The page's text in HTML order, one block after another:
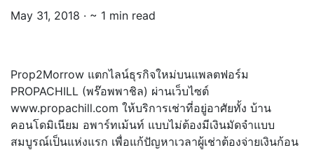
May 31, 2018 · ~ 1 min read
Prop2Morrow แตกไลน์ธุรกิจใหม่บนแพลตฟอร์ม
PROPACHILL (พร๊อพพาชิล) ผ่านเว็บไซต์
www.propachill.com ให้บริการเช่าที่อยู่อาศัยทั้ง บ้าน
คอนโดมิเนียม อพาร์ทเม้นท์ แบบไม่ต้องมีเงินมัดจำแบบ
สมบูรณ์เป็นแห่งแรก เพื่อแก้ปัญหาเวลาผู้เช่าต้องจ่ายเงินก้อน